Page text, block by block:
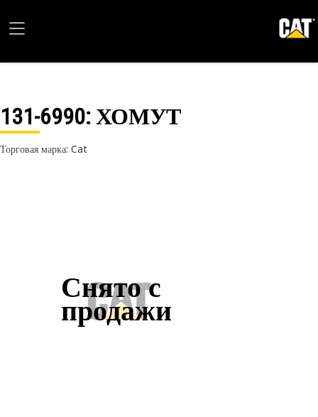
131-6990: ХОМУТ
Торговая марка: Cat
Снято с
продажи